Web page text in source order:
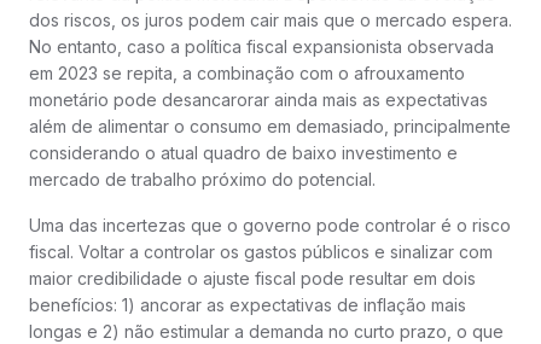
dos riscos, os juros podem cair mais que o mercado espera.
No entanto, caso a política fiscal expansionista observada
em 2023 se repita, a combinação com o afrouxamento
monetário pode desancarorar ainda mais as expectativas
além de alimentar o consumo em demasiado, principalmente
considerando o atual quadro de baixo investimento e
mercado de trabalho próximo do potencial.
Uma das incertezas que o governo pode controlar é o risco
fiscal. Voltar a controlar os gastos públicos e sinalizar com
maior credibilidade o ajuste fiscal pode resultar em dois
benefícios: 1) ancorar as expectativas de inflação mais
longas e 2) não estimular a demanda no curto prazo, o que